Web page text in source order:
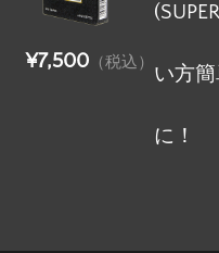
い方
に！
¥7,500 （税込）